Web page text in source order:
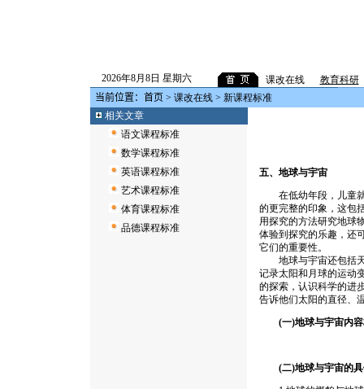
2026年8月8日 星期六 课改在线
教育科研
当前位置： 首页 > 课改在线 > 新课程标准
相关文章
语文课程标准
数学课程标准
英语课程标准
艺术课程标准
体育课程标准
品德课程标准
五、地球与宇宙
在低幼年段，儿童就
的更完整的印象，这包
用探究的方法研究地球
体验到探究的乐趣，还
它们的重要性。
地球与宇宙还包括天
记录太阳和月球的运动
的探索，认识科学的进
告诉他们太阳的直径、
(一)地球与宇宙内容
(二)地球与宇宙的具